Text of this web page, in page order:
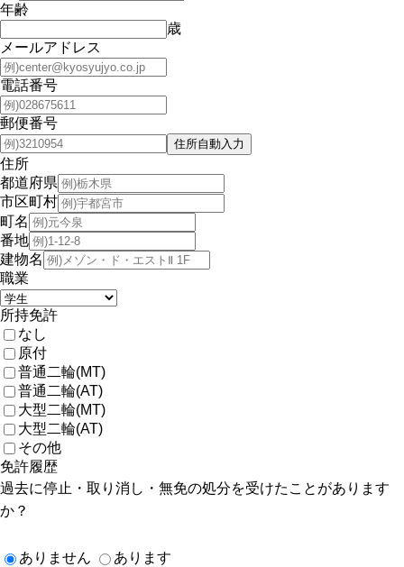
年齢
歳
メールアドレス
電話番号
郵便番号
住所
都道府県
市区町村
町名
番地
建物名
職業
所持免許
なし
原付
普通二輪(MT)
普通二輪(AT)
大型二輪(MT)
大型二輪(AT)
その他
免許履歴
過去に停止・取り消し・無免の処分を受けたことがあります
か？
ありません
あります